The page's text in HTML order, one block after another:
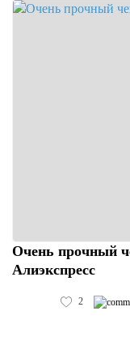
Очень прочный
Алиэкспресс
2